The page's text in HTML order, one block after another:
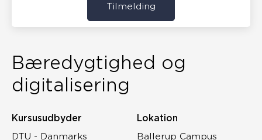
Tilmelding
Bæredygtighed og
digitalisering
Kursusudbyder
DTU - Danmarks
Lokation
Ballerup Campus